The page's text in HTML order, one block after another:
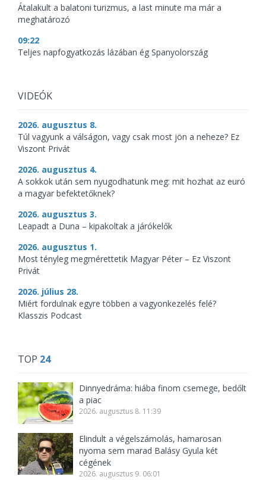
Átalakult a balatoni turizmus, a last minute ma már a
meghatározó
09:22
Teljes napfogyatkozás lázában ég Spanyolország
VIDEÓK
2026. augusztus 8.
Túl vagyunk a válságon, vagy csak most jön a neheze? Ez
Viszont Privát
2026. augusztus 4.
A sokkok után sem nyugodhatunk meg: mit hozhat az euró
a magyar befektetőknek?
2026. augusztus 3.
Leapadt a Duna – kipakoltak a járókelők
2026. augusztus 1.
Most tényleg megmérettetik Magyar Péter – Ez Viszont
Privát
2026. július 28.
Miért fordulnak egyre többen a vagyonkezelés felé?
Klasszis Podcast
TOP 24
Dinnyedráma: hiába finom csemege, bedőlt
a piac
2026. augusztus 8. 11:39
Elindult a végelszámolás, hamarosan
nyoma sem marad Balásy Gyula két
cégének
2026. augusztus 9. 06:01